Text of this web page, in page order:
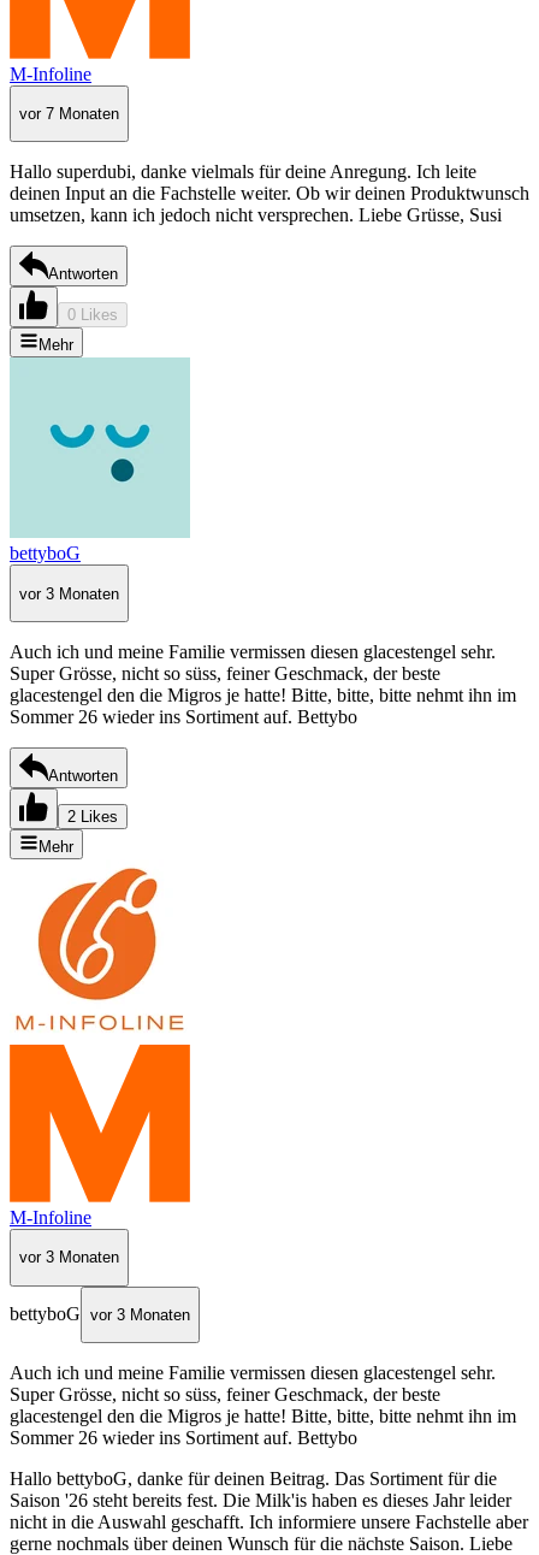
M-Infoline
vor 7 Monaten
Hallo superdubi, danke vielmals für deine Anregung. Ich leite
deinen Input an die Fachstelle weiter. Ob wir deinen Produktwunsch
umsetzen, kann ich jedoch nicht versprechen. Liebe Grüsse, Susi
Antworten
0 Likes
Mehr
bettyboG
vor 3 Monaten
Auch ich und meine Familie vermissen diesen glacestengel sehr.
Super Grösse, nicht so süss, feiner Geschmack, der beste
glacestengel den die Migros je hatte! Bitte, bitte, bitte nehmt ihn im
Sommer 26 wieder ins Sortiment auf. Bettybo
Antworten
2 Likes
Mehr
M-Infoline
vor 3 Monaten
bettyboG vor 3 Monaten
Auch ich und meine Familie vermissen diesen glacestengel sehr.
Super Grösse, nicht so süss, feiner Geschmack, der beste
glacestengel den die Migros je hatte! Bitte, bitte, bitte nehmt ihn im
Sommer 26 wieder ins Sortiment auf. Bettybo
Hallo bettyboG, danke für deinen Beitrag. Das Sortiment für die
Saison '26 steht bereits fest. Die Milk'is haben es dieses Jahr leider
nicht in die Auswahl geschafft. Ich informiere unsere Fachstelle aber
gerne nochmals über deinen Wunsch für die nächste Saison. Liebe